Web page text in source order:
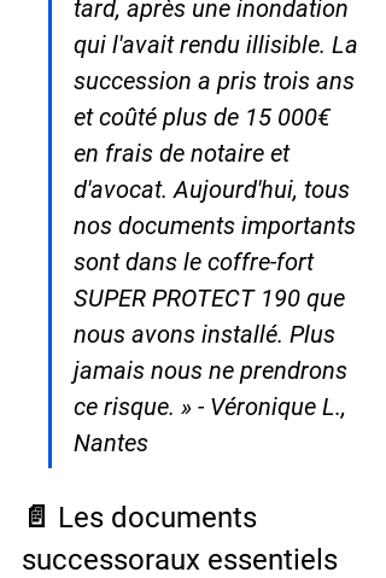
tard, après une inondation
qui l'avait rendu illisible. La
succession a pris trois ans
et coûté plus de 15 000€
en frais de notaire et
d'avocat. Aujourd'hui, tous
nos documents importants
sont dans le coffre-fort
SUPER PROTECT 190 que
nous avons installé. Plus
jamais nous ne prendrons
ce risque. » - Véronique L.,
Nantes
📄 Les documents
successoraux essentiels